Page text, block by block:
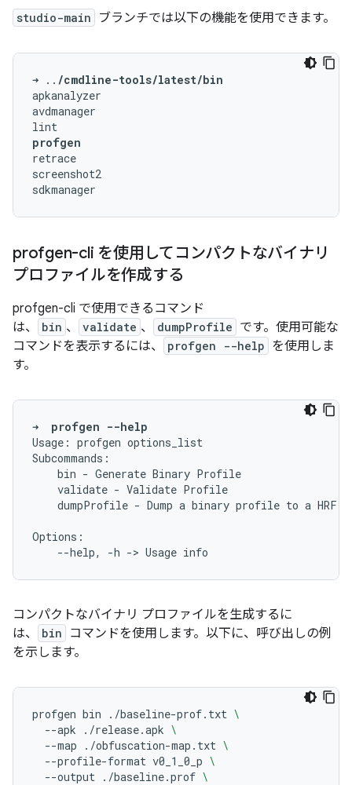
studio-main ブランチでは以下の機能を使用できます。
➜ .. /cmdline-tools/latest/bin
apkanalyzer
avdmanager
profgen
retrace
screenshot2
profgen-cli を使用してコンパクトなバイナリ
プロファイルを作成する
profgen-cli で使用できるコマンド
は、
bin 、 validate 、 dumpProfile です。使用可能な
コマンドを表示するには、
profgen --help を使用しま
す。
➜ profgen --help
Usage: profgen options_list
bin - Generate Binary
validate - Validate
dumpProfile - Dump a binary profile to a HRF
--help,
-h -> Usage
コンパクトなバイナリ プロファイルを生成するに
は、
bin
コマンドを使用します。以下に、呼び出しの例
を示します。
profgen bin ./baseline-prof.txt \
--apk
./release.apk \
--map
./obfuscation-map.txt \
--profile-format v0_1_0_p \
--output ./baseline.prof \